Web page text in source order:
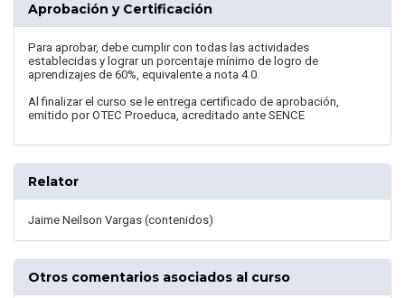
Aprobación y Certificación
Para aprobar, debe cumplir con todas las actividades
establecidas y lograr un porcentaje mínimo de logro de
aprendizajes de 60%, equivalente a nota 4.0.
Al finalizar el curso se le entrega certificado de aprobación,
emitido por OTEC Proeduca, acreditado ante SENCE
Relator
Jaime Neilson Vargas (contenidos)
Otros comentarios asociados al curso